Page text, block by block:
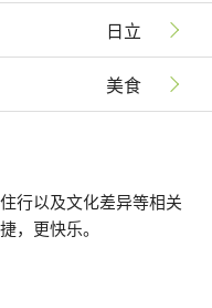
日立
美食
行以及文化差异等相关
，更快乐。